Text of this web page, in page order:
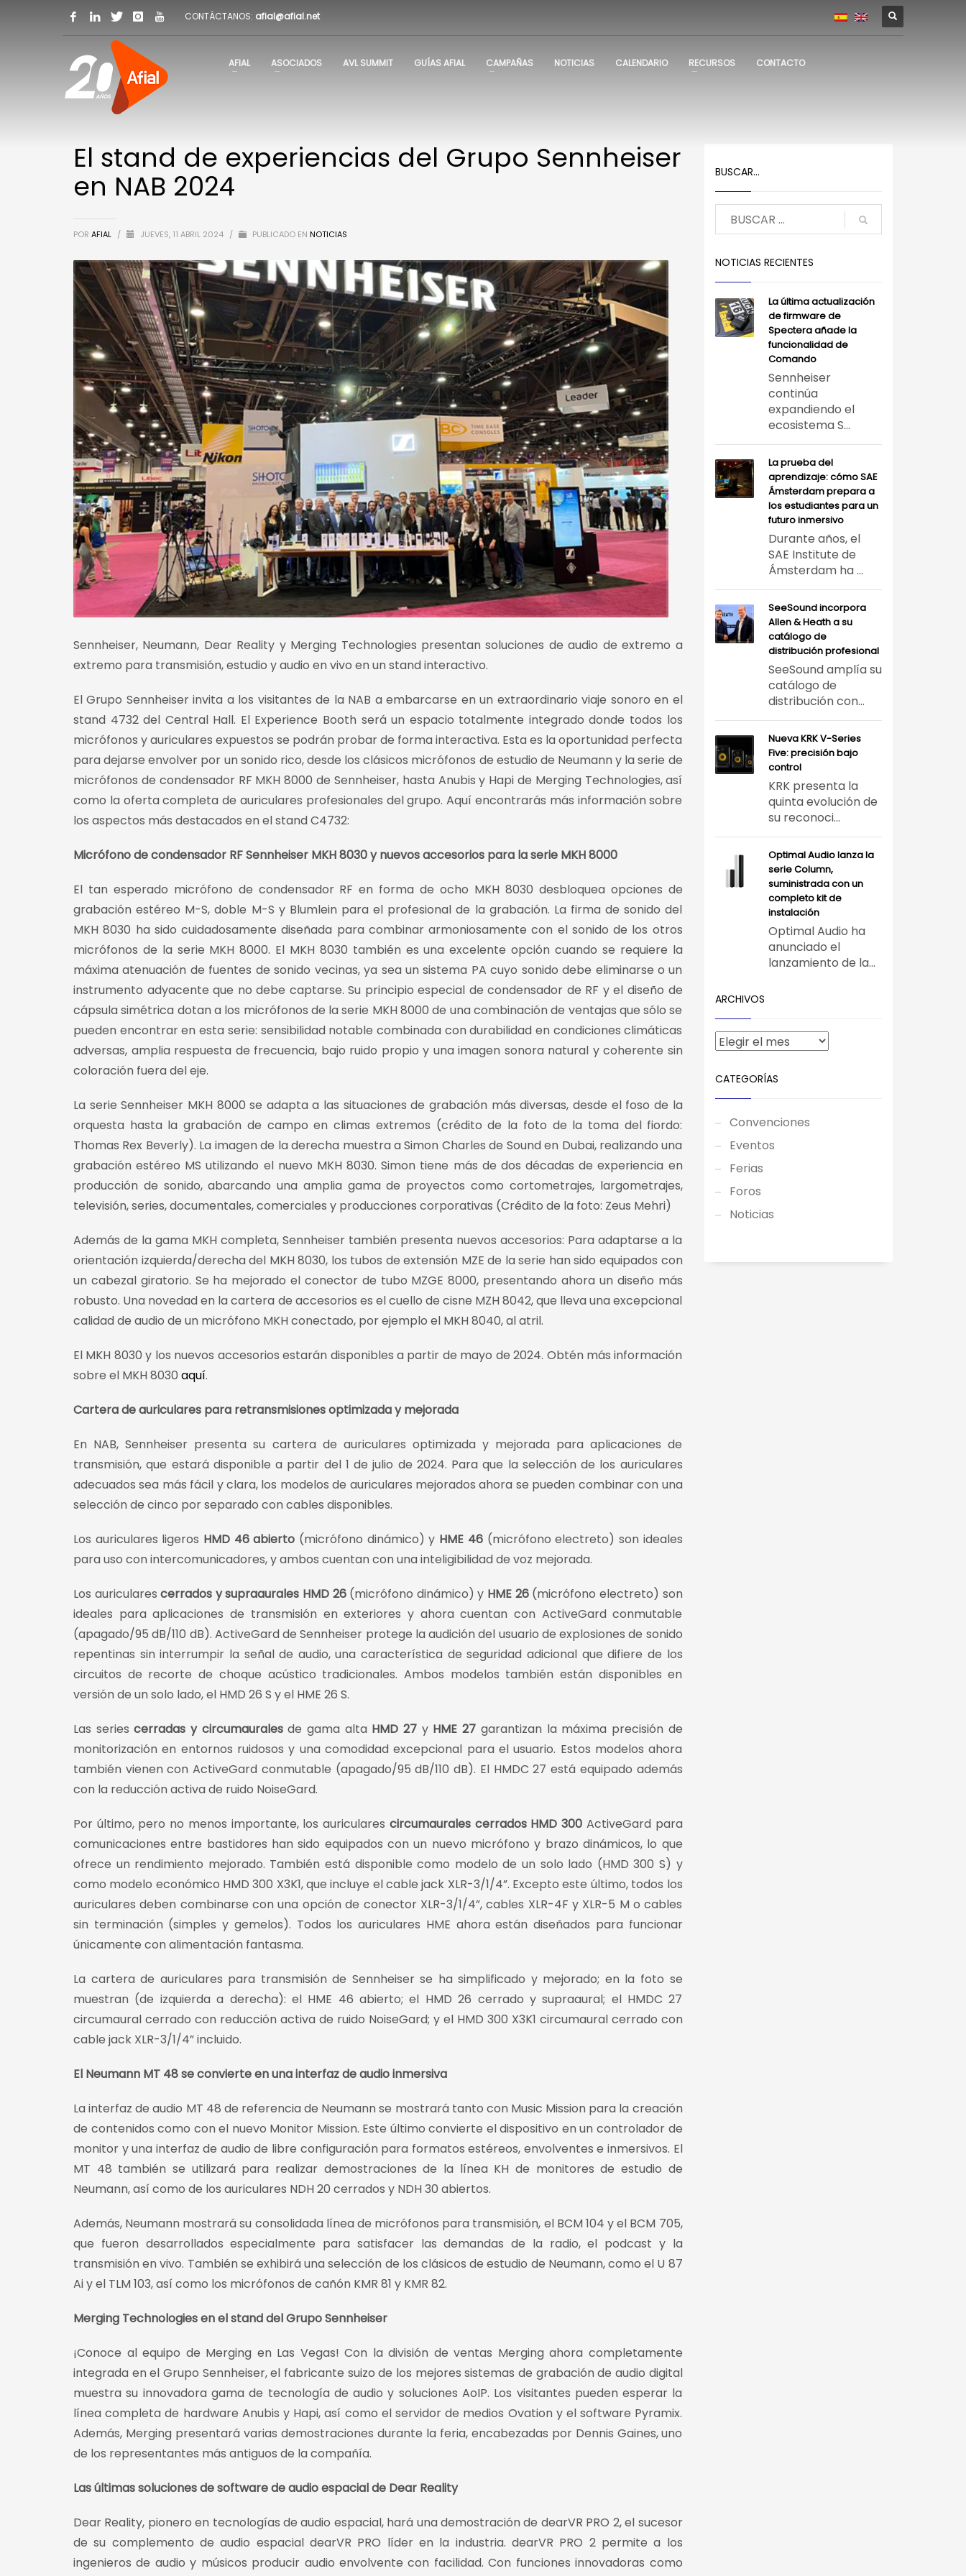
CONTÁCTANOS: afial@afial.net
AFIAL ASOCIADOS AVL SUMMIT GUÍAS AFIAL CAMPAÑAS NOTICIAS CALENDARIO RECURSOS CONTACTO
El stand de experiencias del Grupo Sennheiser
en NAB 2024
POR AFIAL / JUEVES, 11 ABRIL 2024 / PUBLICADO EN NOTICIAS
Sennheiser, Neumann, Dear Reality y Merging Technologies presentan soluciones de audio de extremo a
extremo para transmisión, estudio y audio en vivo en un stand interactivo.
El Grupo Sennheiser invita a los visitantes de la NAB a embarcarse en un extraordinario viaje sonoro en el
stand 4732 del Central Hall. El Experience Booth será un espacio totalmente integrado donde todos los
micrófonos y auriculares expuestos se podrán probar de forma interactiva. Esta es la oportunidad perfecta
para dejarse envolver por un sonido rico, desde los clásicos micrófonos de estudio de Neumann y la serie de
micrófonos de condensador RF MKH 8000 de Sennheiser, hasta Anubis y Hapi de Merging Technologies, así
como la oferta completa de auriculares profesionales del grupo. Aquí encontrarás más información sobre
los aspectos más destacados en el stand C4732:
Micrófono de condensador RF Sennheiser MKH 8030 y nuevos accesorios para la serie MKH 8000
El tan esperado micrófono de condensador RF en forma de ocho MKH 8030 desbloquea opciones de
grabación estéreo M-S, doble M-S y Blumlein para el profesional de la grabación. La firma de sonido del
MKH 8030 ha sido cuidadosamente diseñada para combinar armoniosamente con el sonido de los otros
micrófonos de la serie MKH 8000. El MKH 8030 también es una excelente opción cuando se requiere la
máxima atenuación de fuentes de sonido vecinas, ya sea un sistema PA cuyo sonido debe eliminarse o un
instrumento adyacente que no debe captarse. Su principio especial de condensador de RF y el diseño de
cápsula simétrica dotan a los micrófonos de la serie MKH 8000 de una combinación de ventajas que sólo se
pueden encontrar en esta serie: sensibilidad notable combinada con durabilidad en condiciones climáticas
adversas, amplia respuesta de frecuencia, bajo ruido propio y una imagen sonora natural y coherente sin
coloración fuera del eje.
La serie Sennheiser MKH 8000 se adapta a las situaciones de grabación más diversas, desde el foso de la
orquesta hasta la grabación de campo en climas extremos (crédito de la foto de la toma del fiordo:
Thomas Rex Beverly). La imagen de la derecha muestra a Simon Charles de Sound en Dubai, realizando una
grabación estéreo MS utilizando el nuevo MKH 8030. Simon tiene más de dos décadas de experiencia en
producción de sonido, abarcando una amplia gama de proyectos como cortometrajes, largometrajes,
televisión, series, documentales, comerciales y producciones corporativas (Crédito de la foto: Zeus Mehri)
Además de la gama MKH completa, Sennheiser también presenta nuevos accesorios: Para adaptarse a la
orientación izquierda/derecha del MKH 8030, los tubos de extensión MZE de la serie han sido equipados con
un cabezal giratorio. Se ha mejorado el conector de tubo MZGE 8000, presentando ahora un diseño más
robusto. Una novedad en la cartera de accesorios es el cuello de cisne MZH 8042, que lleva una excepcional
calidad de audio de un micrófono MKH conectado, por ejemplo el MKH 8040, al atril.
El MKH 8030 y los nuevos accesorios estarán disponibles a partir de mayo de 2024. Obtén más información
sobre el MKH 8030 aquí.
Cartera de auriculares para retransmisiones optimizada y mejorada
En NAB, Sennheiser presenta su cartera de auriculares optimizada y mejorada para aplicaciones de
transmisión, que estará disponible a partir del 1 de julio de 2024. Para que la selección de los auriculares
adecuados sea más fácil y clara, los modelos de auriculares mejorados ahora se pueden combinar con una
selección de cinco por separado con cables disponibles.
Los auriculares ligeros HMD 46 abierto (micrófono dinámico) y HME 46(micrófono electreto) son ideales
para uso con intercomunicadores, y ambos cuentan con una inteligibilidad de voz mejorada.
Los auricularescerrados y supraaurales HMD 26(micrófono dinámico) y HME 26(micrófono electreto) son
ideales para aplicaciones de transmisión en exteriores y ahora cuentan con ActiveGard conmutable
(apagado/95 dB/110 dB). ActiveGard de Sennheiser protege la audición del usuario de explosiones de sonido
repentinas sin interrumpir la señal de audio, una característica de seguridad adicional que difiere de los
circuitos de recorte de choque acústico tradicionales. Ambos modelos también están disponibles en
versión de un solo lado, el HMD 26 S y el HME 26 S.
Las seriescerradas y circumauralesde gama alta HMD 27 y HME 27 garantizan la máxima precisión de
monitorización en entornos ruidosos y una comodidad excepcional para el usuario. Estos modelos ahora
también vienen con ActiveGard conmutable (apagado/95 dB/110 dB). El HMDC 27 está equipado además
con la reducción activa de ruido NoiseGard.
Por último, pero no menos importante, los auriculares circumaurales cerrados HMD 300 ActiveGard para
comunicaciones entre bastidores han sido equipados con un nuevo micrófono y brazo dinámicos, lo que
ofrece un rendimiento mejorado. También está disponible como modelo de un solo lado (HMD 300 S) y
como modelo económico HMD 300 X3K1, que incluye el cable jack XLR-3/1/4”. Excepto este último, todos los
auriculares deben combinarse con una opción de conector XLR-3/1/4”, cables XLR-4F y XLR-5 M o cables
sin terminación (simples y gemelos). Todos los auriculares HME ahora están diseñados para funcionar
únicamente con alimentación fantasma.
La cartera de auriculares para transmisión de Sennheiser se ha simplificado y mejorado; en la foto se
muestran (de izquierda a derecha): el HME 46 abierto; el HMD 26 cerrado y supraaural; el HMDC 27
circumaural cerrado con reducción activa de ruido NoiseGard; y el HMD 300 X3K1 circumaural cerrado con
cable jack XLR-3/1/4” incluido.
El Neumann MT 48 se convierte en una interfaz de audio inmersiva
La interfaz de audio MT 48 de referencia de Neumann se mostrará tanto con Music Mission para la creación
de contenidos como con el nuevo Monitor Mission. Este último convierte el dispositivo en un controlador de
monitor y una interfaz de audio de libre configuración para formatos estéreos, envolventes e inmersivos. El
MT 48 también se utilizará para realizar demostraciones de la línea KH de monitores de estudio de
Neumann, así como de los auriculares NDH 20 cerrados y NDH 30 abiertos.
Además, Neumann mostrará su consolidada línea de micrófonos para transmisión, el BCM 104 y el BCM 705,
que fueron desarrollados especialmente para satisfacer las demandas de la radio, el podcast y la
transmisión en vivo. También se exhibirá una selección de los clásicos de estudio de Neumann, como el U 87
Ai y el TLM 103, así como los micrófonos de cañón KMR 81 y KMR 82.
Merging Technologies en el stand del Grupo Sennheiser
¡Conoce al equipo de Merging en Las Vegas! Con la división de ventas Merging ahora completamente
integrada en el Grupo Sennheiser, el fabricante suizo de los mejores sistemas de grabación de audio digital
muestra su innovadora gama de tecnología de audio y soluciones AoIP. Los visitantes pueden esperar la
línea completa de hardware Anubis y Hapi, así como el servidor de medios Ovation y el software Pyramix.
Además, Merging presentará varias demostraciones durante la feria, encabezadas por Dennis Gaines, uno
de los representantes más antiguos de la compañía.
Las últimas soluciones de software de audio espacial de Dear Reality
Dear Reality, pionero en tecnologías de audio espacial, hará una demostración de dearVR PRO 2, el sucesor
de su complemento de audio espacial dearVR PRO líder en la industria. dearVR PRO 2 permite a los
ingenieros de audio y músicos producir audio envolvente con facilidad. Con funciones innovadoras como
BUSCAR…
NOTICIAS RECIENTES
La última actualización
de firmware de
Spectera añade la
funcionalidad de
Comando
Sennheiser
continúa
expandiendo el
ecosistema S...
La prueba del
aprendizaje: cómo SAE
Ámsterdam prepara a
los estudiantes para un
futuro inmersivo
Durante años, el
SAE Institute de
Ámsterdam ha ...
SeeSound incorpora
Allen & Heath a su
catálogo de
distribución profesional
SeeSound amplía su
catálogo de
distribución con...
Nueva KRK V-Series
Five: precisión bajo
control
KRK presenta la
quinta evolución de
su reconoci...
Optimal Audio lanza la
serie Column,
suministrada con un
completo kit de
instalación
Optimal Audio ha
anunciado el
lanzamiento de la...
ARCHIVOS
CATEGORÍAS
Convenciones
Eventos
Ferias
Foros
Noticias